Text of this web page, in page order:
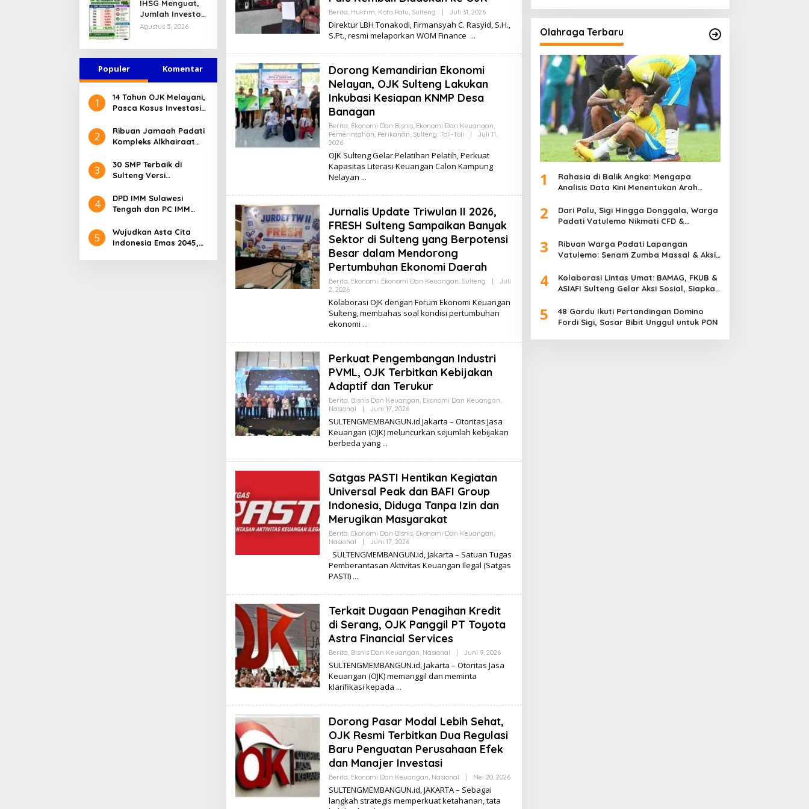
Jasa Keuangan
Tetap Terjaga
IHSG Menguat,
Jumlah Investor
Pasar Modal
Agustus 5, 2026
Populer Komentar
1
14 Tahun OJK Melayani,
Pasca Kasus Investasi
Sulteng Menilai Peran
OJK Sangat Penting
2
Ribuan Jamaah Padati
Kompleks Alkhairaat
Nasional dan Daerah
Hadir
3
30 SMP Terbaik di
Sulteng Versi
4
DPD IMM Sulawesi
Tengah dan PC IMM
Mantan Kapolresta
Palu
5
Wujudkan Asta Cita
Indonesia Emas 2045,
Berita, Hukrim, Kota Palu, Sulteng Juli 31, 2026O
L
E
I
Direktur LBH Tonakodi, Firmansyah C. Rasyid, S.H.,
S.Pt., resmi melaporkan WOM Finance
Dorong Kemandirian Ekonomi
Nelayan, OJK Sulteng Lakukan
Inkubasi Kesiapan KNMP Desa
Banagan
Berita, Ekonomi Dan Bisnis, Ekonomi Dan Keuangan,
Pemerintahan, Perikanan, Sulteng, Toli-Toli
Juli 11,
2026O
L
E
H
K
K
OJK Sulteng Gelar Pelatihan Pelatih, Perkuat
Kapasitas Literasi Keuangan Calon Kampung
Nelayan
Jurnalis Update Triwulan II 2026,
FRESH Sulteng Sampaikan Banyak
Sektor di Sulteng yang Berpotensi
Besar dalam Mendorong
Pertumbuhan Ekonomi Daerah
Berita, Ekonomi, Ekonomi Dan Keuangan, Sulteng
Juli
2, 2026O
E
H
K
K
Kolaborasi OJK dengan Forum Ekonomi Keuangan
Sulteng, membahas soal kondisi pertumbuhan
ekonomi
Perkuat Pengembangan Industri
PVML, OJK Terbitkan Kebijakan
Adaptif dan Terukur
Berita, Bisnis Dan Keuangan, Ekonomi Dan Keuangan,
Nasional
Juni 17, 2026O
L
E
H
K
SULTENGMEMBANGUN.id Jakarta – Otoritas Jasa
Keuangan (OJK) meluncurkan sejumlah kebijakan
berbeda yang
Satgas PASTI Hentikan Kegiatan
Universal Peak dan BAFI Group
Indonesia, Diduga Tanpa Izin dan
Merugikan Masyarakat
Berita, Ekonomi Dan Bisnis, Ekonomi Dan Keuangan,
Nasional
Juni 17, 2026O
L
E
H
K
SULTENGMEMBANGUN.id, Jakarta – Satuan Tugas
Pemberantasan Aktivitas Keuangan Ilegal (Satgas
PASTI)
Terkait Dugaan Penagihan Kredit
di Serang, OJK Panggil PT Toyota
Astra Financial Services
Berita, Bisnis Dan Keuangan, Nasional Juni 9, 2026O
E
K
SULTENGMEMBANGUN.id, Jakarta – Otoritas Jasa
Keuangan (OJK) memanggil dan meminta
klarifikasi kepada
Dorong Pasar Modal Lebih Sehat,
OJK Resmi Terbitkan Dua Regulasi
Baru Penguatan Perusahaan Efek
dan Manajer Investasi
Berita, Ekonomi Dan Keuangan, Nasional Mei 20, 2026O
SULTENGMEMBANGUN.id, JAKARTA – Sebagai
langkah strategis memperkuat ketahanan, tata
Olahraga Terbaru
1
Rahasia di Balik Angka: Mengapa
Analisis Data Kini Menentukan Arah
2
Dari Palu, Sigi Hingga Donggala, Warga
Padati Vatulemo Nikmati CFD &
3
Ribuan Warga Padati Lapangan
Vatulemo: Senam Zumba Massal & Aksi
Meriah
4
Kolaborasi Lintas Umat: BAMAG, FKUB &
ASIAFI Sulteng Gelar Aksi Sosial, Siapkan
5
48 Gardu Ikuti Pertandingan Domino
Fordi Sigi, Sasar Bibit Unggul untuk PON